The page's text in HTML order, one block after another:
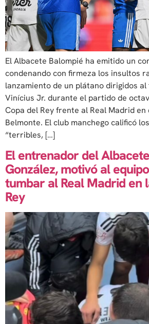
El Albacete Balompié ha emitido un
condenando con firmeza los insultos
lanzamiento de un plátano dirigidos
Vinícius Jr. durante el partido de
Copa del Rey frente al Real Madrid
Belmonte. El club manchego calificó
“terribles, […]
El entrenador del
González, motivó al
tumbar al Real Madrid en
Rey